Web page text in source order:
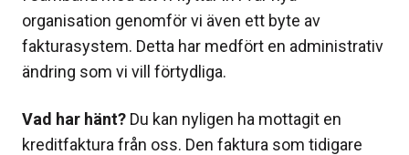
organisation genomför vi även ett byte av
fakturasystem. Detta har medfört en administrativ
ändring som vi vill förtydliga.
Vad har hänt? Du kan nyligen ha mottagit en
kreditfaktura från oss. Den faktura som tidigare